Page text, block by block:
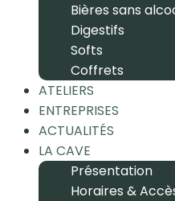
Bières sans
Digestifs
Softs
Coffrets
ATELIERS
ENTREPRISES
ACTUALITÉS
LA CAVE
Présentation
Horaires &